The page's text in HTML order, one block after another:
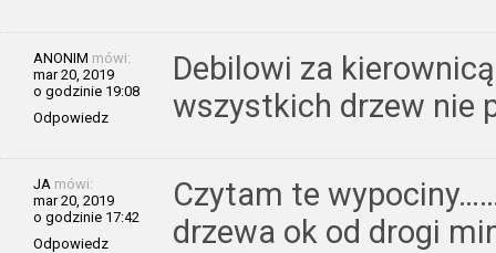
ANONIM mówi:
mar 20, 2019
o godzinie 19:08
Odpowiedz
Debilowi za
wszystkich drzew nie
JA mówi:
mar 20, 2019
o godzinie 17:42
Odpowiedz
Czytam te
drzewa ok od drogi